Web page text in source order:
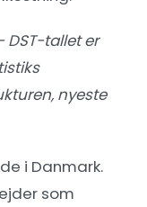
DST-tallet er
nyeste
i Danmark.
som